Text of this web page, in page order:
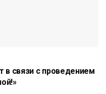
в связи с проведением